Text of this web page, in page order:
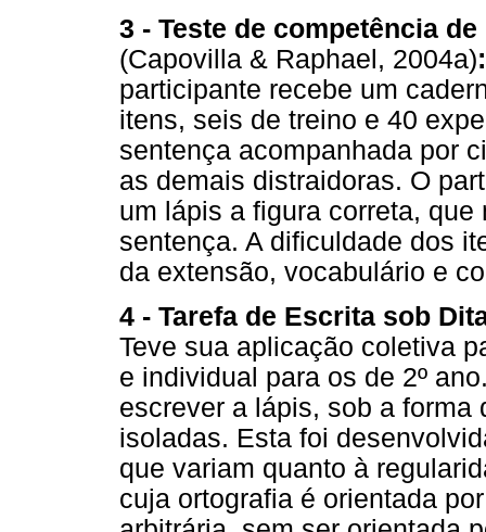
3 - Teste de competência
(Capovilla & Raphael, 2004a)
participante recebe um
itens, seis de treino e 40
sentença acompanhada por
as demais distraidoras. O
um lápis a figura correta,
sentença. A dificuldade dos
da extensão, vocabulário e
4 - Tarefa de Escrita sob
Teve sua aplicação coletiva
e individual para os de 2º
escrever a lápis, sob a
isoladas. Esta foi
que variam quanto à
cuja ortografia é orientada